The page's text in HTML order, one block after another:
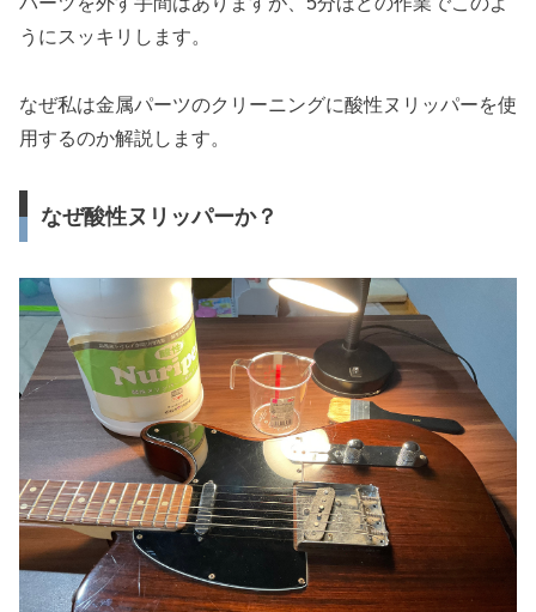
うにスッキリします。
なぜ私は金属パーツのクリーニングに酸性ヌリッパーを使
用するのか解説します。
なぜ酸性ヌリッパーか？